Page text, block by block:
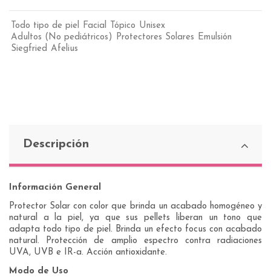
Todo tipo de piel Facial Tópico Unisex
Adultos (No pediátricos)
Protectores Solares
Emulsión
Siegfried Afelius
Descripción
Información General
Protector Solar con color que brinda un acabado homogéneo y
natural a la piel, ya que sus pellets liberan un tono que
adapta todo tipo de piel. Brinda un efecto focus con acabado
natural. Protección de amplio espectro contra radiaciones
UVA, UVB e IR-a. Acción antioxidante.
Modo de Uso